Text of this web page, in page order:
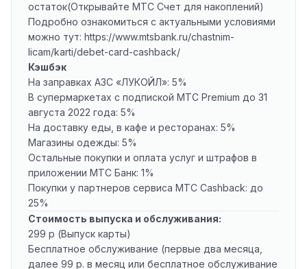
остаток(Открывайте МТС Счет для накоплений)
Подробно ознакомиться с актуальными условиями
можно тут: https://www.mtsbank.ru/chastnim-
licam/karti/debet-card-cashback/
Кэшбэк
На заправках АЗС «ЛУКОЙЛ»: 5%
В супермаркетах с подпиской МТС Premium до 31
августа 2022 года: 5%
На доставку еды, в кафе и ресторанах: 5%
Магазины одежды: 5%
Остальные покупки и оплата услуг и штрафов в
приложении МТС Банк: 1%
Покупки у партнеров сервиса МТС Cashback: до
25%
Стоимость выпуска и обслуживания:
299 р (Выпуск карты)
Бесплатное обслуживание (первые два месяца,
далее 99 р. в месяц или бесплатное обслуживание